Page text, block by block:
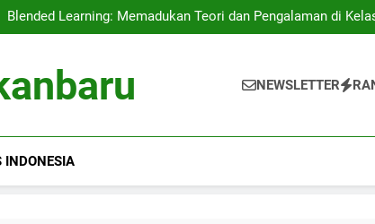
untuk
Blended Learning: Memadukan Teori dan Pengalaman di
Profesi serta Pelayanan Siswa: Jembatan Ke
untuk
Blended Learning: Memadukan Teori dan Pengalaman di
Profesi serta Pelayanan Siswa: Jembatan Ke Kesuksesan
NEWSLETTER
INDONESIA